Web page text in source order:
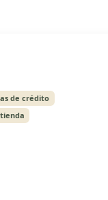
de crédito